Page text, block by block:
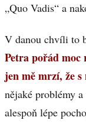
„Quo Vadis“ a
V danou chvíli to
Petra pořád moc
jen mě mrzí, že
nějaké problémy
alespoň lépe